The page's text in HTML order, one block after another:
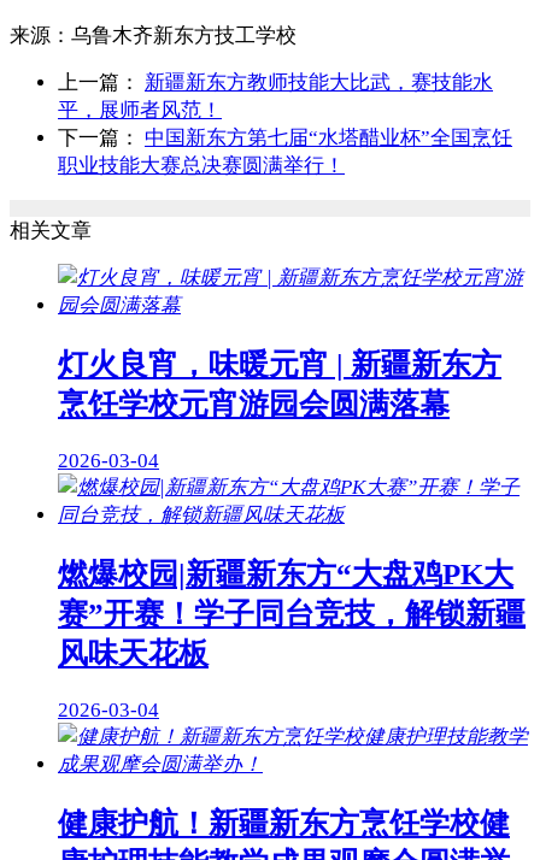
来源： 乌鲁木齐新东方技工学校
上一篇： 新疆新东方教师技能大比武，赛技能水
平，展师者风范！
下一篇： 中国新东方第七届“水塔醋业杯”全国烹饪
职业技能大赛总决赛圆满举行！
相关文章
灯火良宵，味暖元宵 | 新疆新东方
烹饪学校元宵游园会圆满落幕
2026-03-04
燃爆校园|新疆新东方“大盘鸡PK大
赛”开赛！学子同台竞技，解锁新疆
风味天花板
2026-03-04
健康护航！新疆新东方烹饪学校健